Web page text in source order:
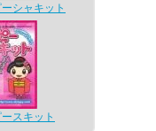
シャキット
スキット